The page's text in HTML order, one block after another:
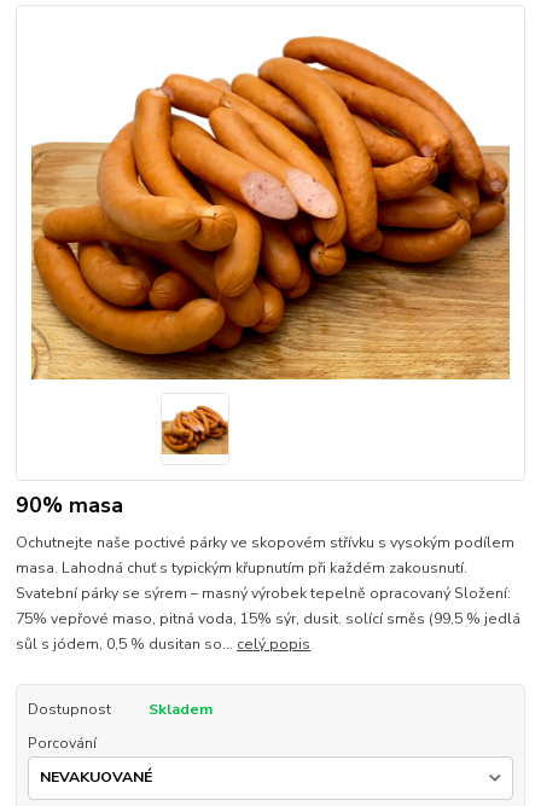
90% masa
Ochutnejte naše poctivé párky ve skopovém střívku s vysokým podílem
masa. Lahodná chuť s typickým křupnutím při každém zakousnutí.
Svatební párky se sýrem – masný výrobek tepelně opracovaný Složení:
75% vepřové maso, pitná voda, 15% sýr, dusit. solící směs (99,5 % jedlá
sůl s jódem, 0,5 % dusitan so... celý popis
Dostupnost
Skladem
Porcování